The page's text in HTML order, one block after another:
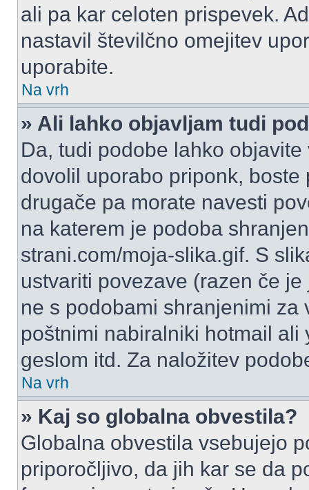
ali pa kar celoten prispevek.
nastavil številčno omejitev
uporabite.
Na vrh
» Ali lahko objavljam tudi
Da, tudi podobe lahko
dovolil uporabo priponk,
drugače pa morate navesti
na katerem je podoba
strani.com/moja-slika.gif. S
ustvariti povezave (razen če
ne s podobami shranjenimi za
poštnimi nabiralniki hotmail
geslom itd. Za naložitev
Na vrh
» Kaj so globalna obvestila?
Globalna obvestila vsebujejo
priporočljivo, da jih kar se da